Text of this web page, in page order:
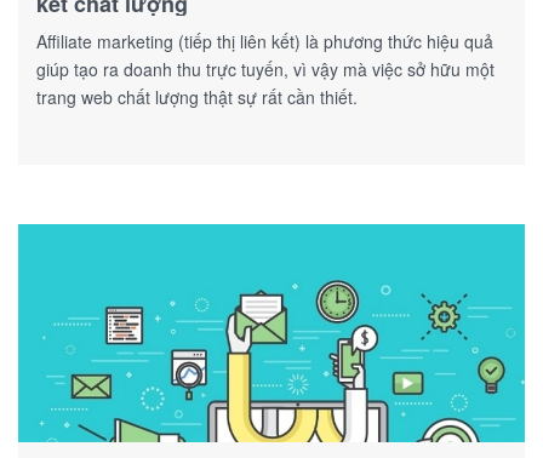
Affiliate marketing (tiếp thị liên kết) là phương thức hiệu quả
giúp tạo ra doanh thu trực tuyến, vì vậy mà việc sở hữu một
trang web chất lượng thật sự rất cần thiết.